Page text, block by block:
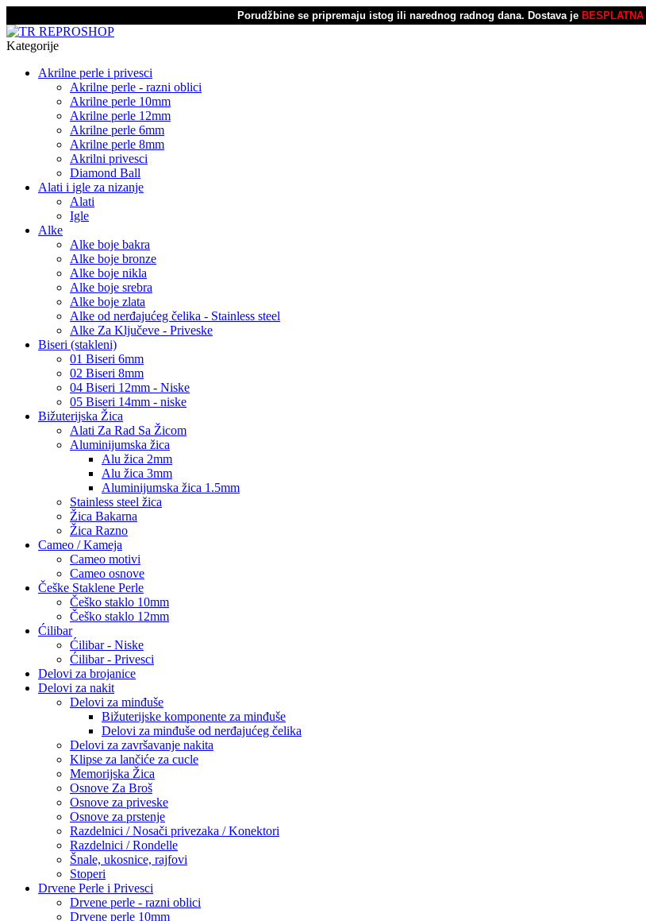
Porudžbine se pripremaju istog ili narednog radnog dana. Dostava jeBESPLATNA
Kategorije
Akrilne perle i privesci
Akrilne perle - razni oblici
Akrilne perle 10mm
Akrilne perle 12mm
Akrilne perle 6mm
Akrilne perle 8mm
Akrilni privesci
Diamond Ball
Alati i igle za nizanje
Alati
Igle
Alke
Alke boje bakra
Alke boje bronze
Alke boje nikla
Alke boje srebra
Alke boje zlata
Alke od nerđajućeg čelika - Stainless steel
Alke Za Ključeve - Priveske
Biseri (stakleni)
01 Biseri 6mm
02 Biseri 8mm
04 Biseri 12mm - Niske
05 Biseri 14mm - niske
Bižuterijska Žica
Alati Za Rad Sa Žicom
Aluminijumska žica
Alu žica 2mm
Alu žica 3mm
Aluminijumska žica 1.5mm
Stainless steel žica
Žica Bakarna
Žica Razno
Cameo / Kameja
Cameo motivi
Cameo osnove
Češke Staklene Perle
Češko staklo 10mm
Češko staklo 12mm
Ćilibar
Ćilibar - Niske
Ćilibar - Privesci
Delovi za brojanice
Delovi za nakit
Delovi za minđuše
Bižuterijske komponente za minđuše
Delovi za minđuše od nerđajućeg čelika
Delovi za završavanje nakita
Klipse za lančiće za cucle
Memorijska Žica
Osnove Za Broš
Osnove za priveske
Osnove za prstenje
Razdelnici / Nosači privezaka / Konektori
Razdelnici / Rondelle
Šnale, ukosnice, rajfovi
Stoperi
Drvene Perle i Privesci
Drvene perle - razni oblici
Drvene perle 10mm